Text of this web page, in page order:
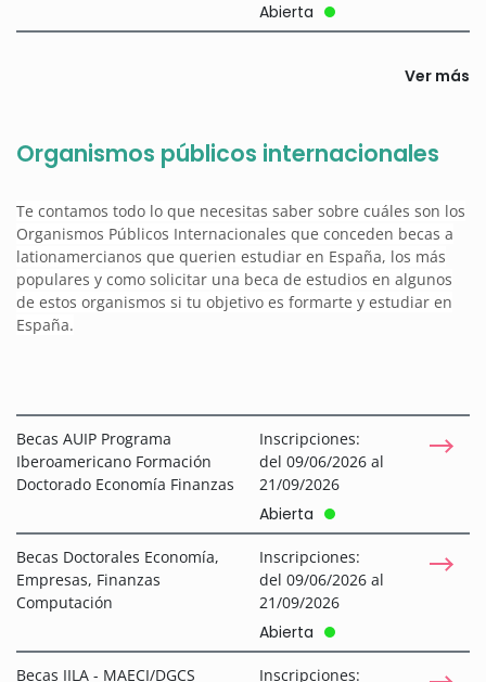
Abierta
Ver más
Organismos públicos internacionales
Te contamos todo lo que necesitas saber sobre cuáles son los
Organismos Públicos Internacionales que conceden becas a
lationamercianos que querien estudiar en España, los más
populares y como solicitar una beca de estudios en algunos
de estos organismos si tu objetivo es formarte y estudiar en
España.
Becas AUIP Programa
Iberoamericano Formación
Doctorado Economía Finanzas
Inscripciones:
del 09/06/2026 al
21/09/2026
Abierta
Becas Doctorales Economía,
Empresas, Finanzas
Computación
Inscripciones:
del 09/06/2026 al
21/09/2026
Abierta
Becas IILA - MAECI/DGCS Inscripciones: